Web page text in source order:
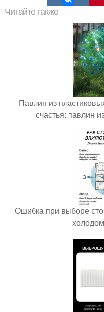
Читайте также
Павлин из
счастья: павлин
Ошибка при выборе